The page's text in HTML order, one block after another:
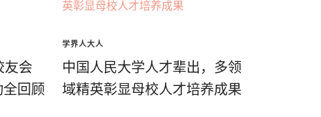
友会
回顾
学界人大人
中国人民大学人才辈出，多领
域精英彰显母校人才培养成果